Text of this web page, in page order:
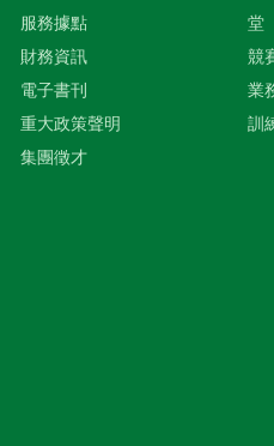
服務據點
財務資訊
電子書刊
重大政策聲明
集團徵才
堂
競
業
訓